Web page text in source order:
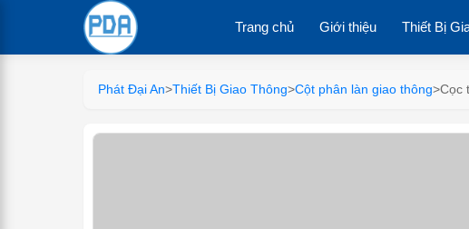
Trang chủ Giới thiệu Thiết Bị
Phát Đại An>Thiết Bị Giao Thông>Cột phân làn giao thông>Cọc